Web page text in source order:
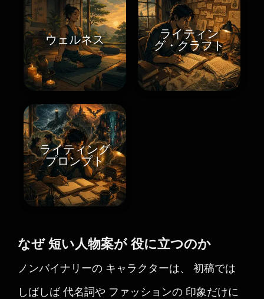
ウェルネス
ライティン
グ・クラフト
ライティング
プロンプト
なぜ 短い人物案が 役に立つのか
ノンバイナリーの キャラクターは、 初稿では
しばしば 代名詞や ファッションの 印象だけに